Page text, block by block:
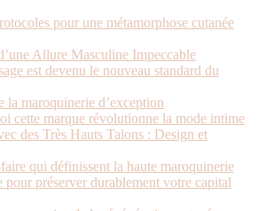
pour une métamorphose cutanée
Allure Masculine Impeccable
est devenu le nouveau standard du
la maroquinerie d’exception
cette marque révolutionne la mode intime
des Très Hauts Talons : Design et
qui définissent la haute maroquinerie
pour préserver durablement votre capital